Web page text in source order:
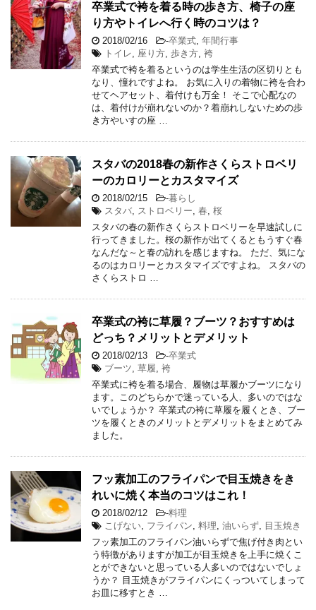
卒業式で袴を着る時の歩き方、椅子の座
り方やトイレへ行く時のコツは？
2018/02/16 -卒業式, 年間行事
トイレ, 座り方, 歩き方, 袴
卒業式で袴を着るというのは学生生活の区切りとも
なり、憧れですよね。 お気に入りの着物に袴を合わ
せてヘアセット、着付けも万全！ そこで心配なの
は、着付けが崩れないのか？着崩れしないための歩
き方やいすの座 …
スタバの2018春の新作さくらストロベリ
ーのカロリーとカスタマイズ
2018/02/15 -暮らし
スタバ, ストロベリー, 春, 桜
スタバの春の新作さくらストロベリーを早速試しに
行ってきました。桜の新作が出てくるともうすぐ春
なんだな～と春の訪れを感じますね。 ただ、気にな
るのはカロリーとカスタマイズですよね。 スタバの
さくらストロ …
卒業式の袴に草履？ブーツ？おすすめは
どっち？メリットとデメリット
2018/02/13 -卒業式
ブーツ, 草履, 袴
卒業式に袴を着る場合、履物は草履かブーツになり
ます。このどちらかで迷っている人、多いのではな
いでしょうか？ 卒業式の袴に草履を履くとき、ブー
ツを履くときのメリットとデメリットをまとめてみ
ました。
フッ素加工のフライパンで目玉焼きをき
れいに焼く本当のコツはこれ！
2018/02/12 -料理
こげない, フライパン, 料理, 油いらず, 目玉焼き
フッ素加工のフライパン油いらずで焦げ付き肉とい
う特徴がありますが加工が目玉焼きを上手に焼くこ
とができないと思っている人多いのではないでしょ
うか？ 目玉焼きがフライパンにくっついてしまって
お皿に移すとき …